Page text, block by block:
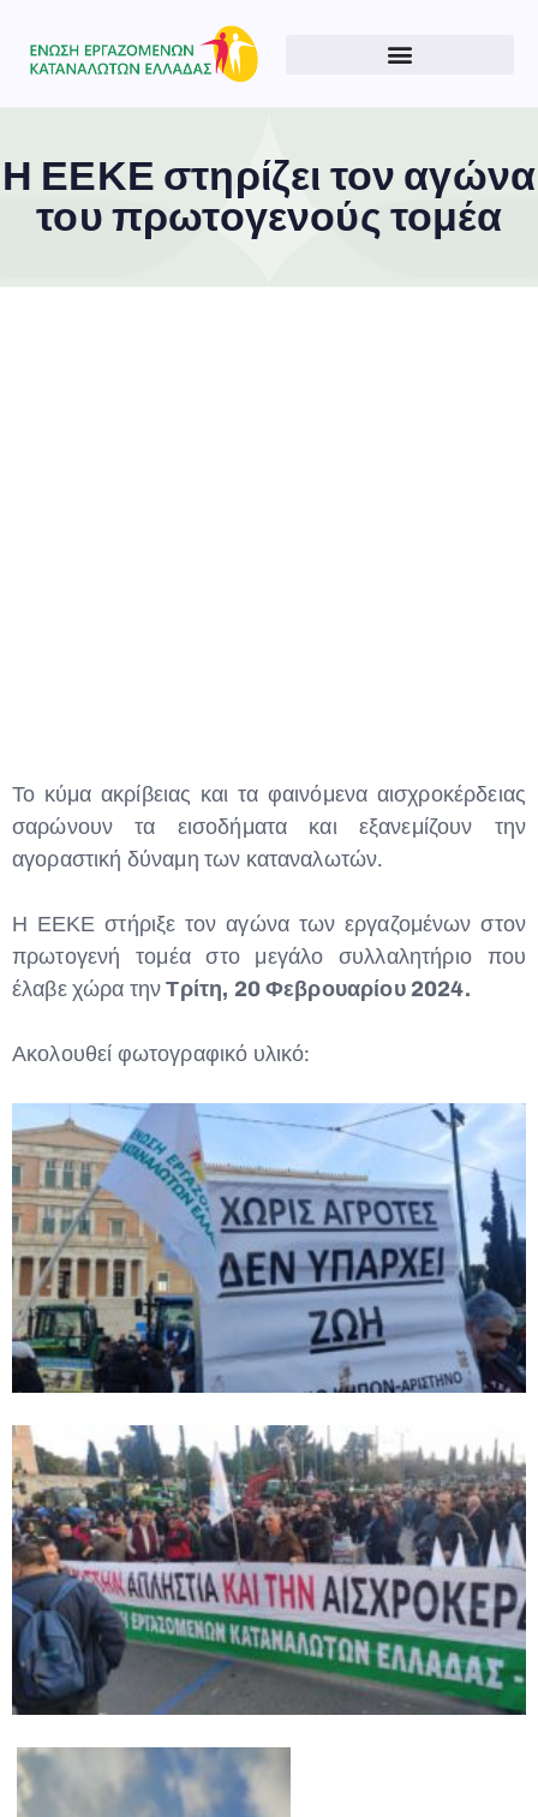
Η ΕΕΚΕ στηρίζει τον αγώνα
του πρωτογενούς τομέα
Το κύμα ακρίβειας και τα φαινόμενα αισχροκέρδειας
σαρώνουν τα εισοδήματα και εξανεμίζουν την
αγοραστική δύναμη των καταναλωτών.
Η ΕΕΚΕ στήριξε τον αγώνα των εργαζομένων στον
πρωτογενή τομέα στο μεγάλο συλλαλητήριο που
έλαβε χώρα τηνΤρίτη, 20 Φεβρουαρίου 2024.
Ακολουθεί φωτογραφικό υλικό:
Type and hit enter